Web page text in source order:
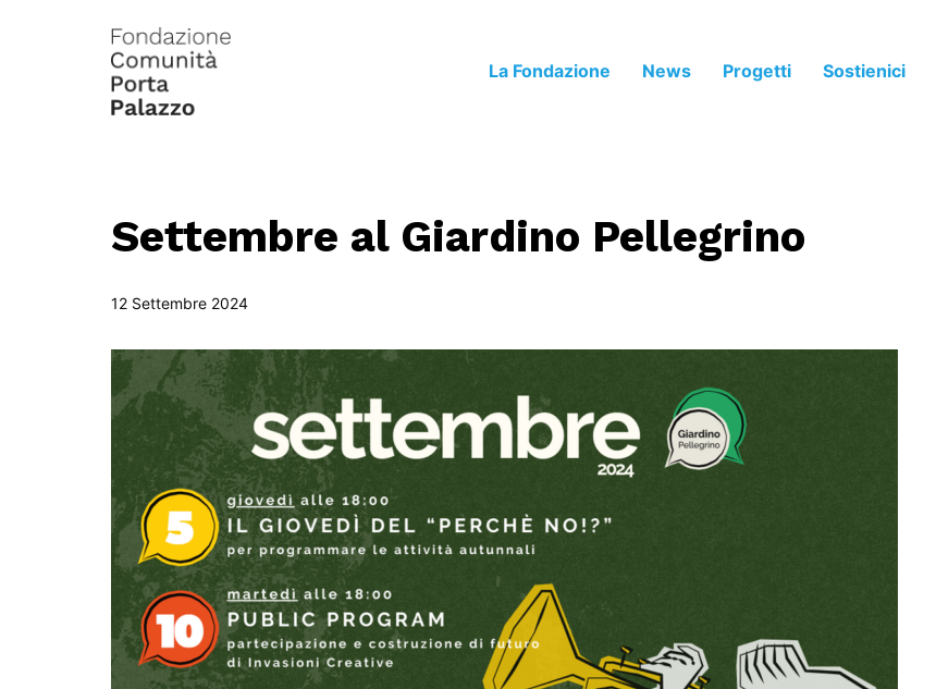
La Fondazione News Progetti Sostienici
Settembre al Giardino Pellegrino
12 Settembre 2024